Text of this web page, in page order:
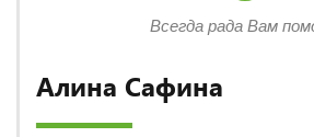
Алина Сафина
Всегда рада Вам